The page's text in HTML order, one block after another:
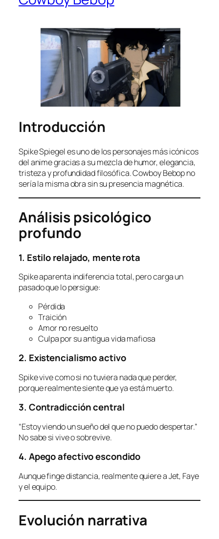
Introducción
Spike Spiegel es uno de los personajes más icónicos
del anime gracias a su mezcla de humor, elegancia,
tristeza y profundidad filosófica. Cowboy Bebop no
sería la misma obra sin su presencia magnética.
Análisis psicológico
profundo
1. Estilo relajado, mente rota
Spike aparenta indiferencia total, pero carga un
pasado que lo persigue:
Pérdida
Traición
Amor no resuelto
Culpa por su antigua vida mafiosa
2. Existencialismo activo
Spike vive como si no tuviera nada que perder,
porque realmente siente que ya está muerto.
3. Contradicción central
“Estoy viendo un sueño del que no puedo despertar.”
No sabe si vive o sobrevive.
4. Apego afectivo escondido
Aunque finge distancia, realmente quiere a Jet, Faye
y el equipo.
Evolución narrativa